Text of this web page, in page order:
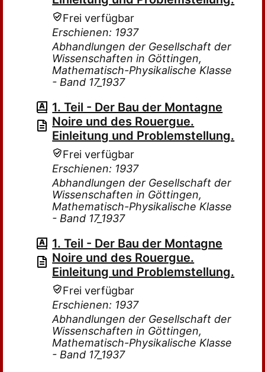
Frei verfügbar
Erschienen: 1937
Abhandlungen der Gesellschaft der
Wissenschaften in Göttingen,
Mathematisch-Physikalische Klasse
- Band 17_1937
1. Teil - Der Bau der Montagne
Noire und des Rouergue.
Einleitung und Problemstellung.
Frei verfügbar
Erschienen: 1937
Abhandlungen der Gesellschaft der
Wissenschaften in Göttingen,
Mathematisch-Physikalische Klasse
- Band 17_1937
1. Teil - Der Bau der Montagne
Noire und des Rouergue.
Einleitung und Problemstellung.
Frei verfügbar
Erschienen: 1937
Abhandlungen der Gesellschaft der
Wissenschaften in Göttingen,
Mathematisch-Physikalische Klasse
- Band 17_1937